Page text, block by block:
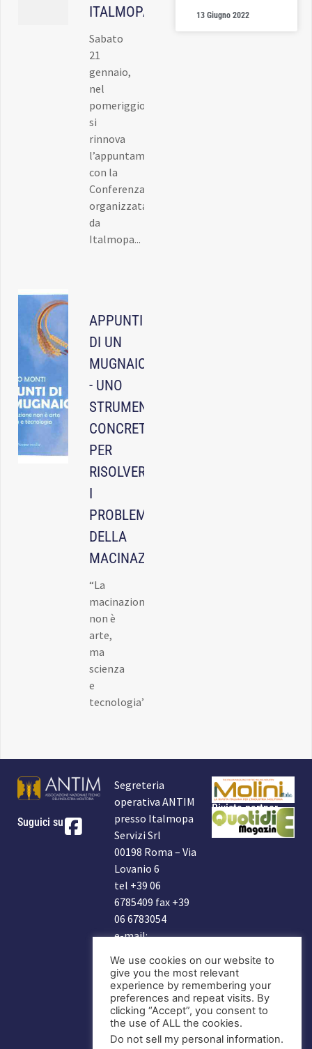
ITALMOPA
Sabato
21
gennaio,
nel
pomeriggio,
si
rinnova
l’appuntamento
con la
Conferenza
organizzata
da
Italmopa...
APPUNTI
DI UN
MUGNAIO
- UNO
STRUMENTO
CONCRETO
PER
RISOLVERE
I
PROBLEMI
DELLA
MACINAZIONE
“La
macinazione
non è
arte,
ma
scienza
e
tecnologia”
13 Giugno 2022
Suguici su
Segreteria
operativa ANTIM
presso Italmopa
Servizi Srl
00198 Roma – Via
Lovanio 6
tel +39 06
6785409 fax +39
06 6783054
e-mail:
indirizzo Antim:
antim2006@libero.it
DIVENTA
SOCIO
Rivista partner
We use cookies on our website to
give you the most relevant
experience by remembering your
preferences and repeat visits. By
clicking “Accept”, you consent to
the use of ALL the cookies.
Do not sell my personal information.